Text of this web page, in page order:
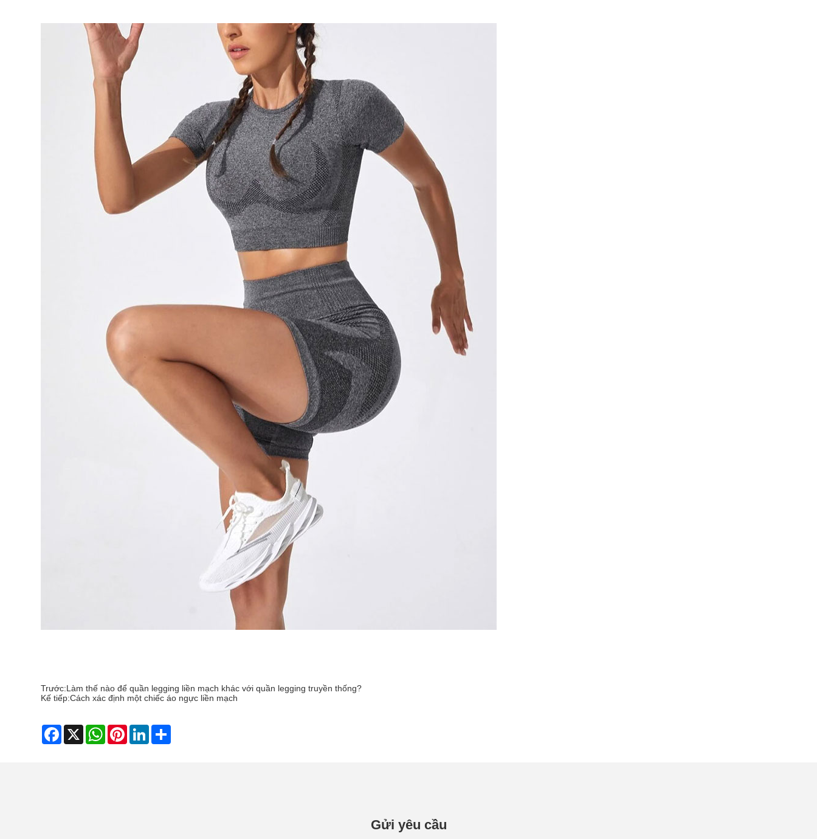
Trước:Làm thế nào để quần legging liền mạch khác với quần legging truyền thống?
Kế tiếp:Cách xác định một chiếc áo ngực liền mạch
Facebook
X WhatsAppPinterestLinkedIn
Gửi yêu cầu